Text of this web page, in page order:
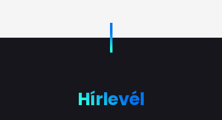
Hírlevél